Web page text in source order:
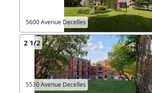
5600 Avenue Decelles
2 1/2
5530 Avenue Decelles